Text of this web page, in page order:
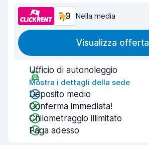
7,9 Nella media
Visualizza offerta
Ufficio di autonoleggio
Mostra i dettagli della sede
Deposito medio
Conferma immediata!
Chilometraggio illimitato
Paga adesso